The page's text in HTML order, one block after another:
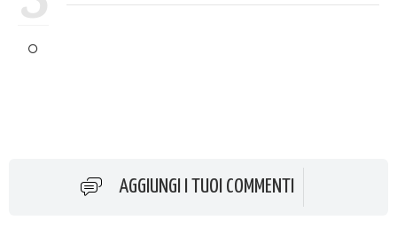
AGGIUNGI I TUOI COMMENTI